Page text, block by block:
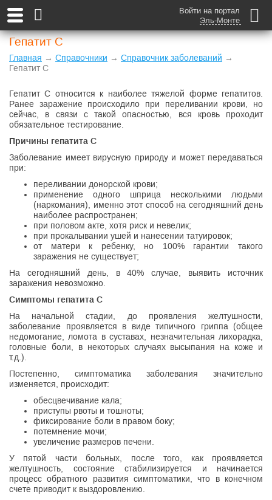
Войти на портал
Эль-Монте
Гепатит С
Главная → Справочники → Справочник заболеваний →
Гепатит С
Гепатит С относится к наиболее тяжелой форме гепатитов.
Ранее заражение происходило при переливании крови, но
сейчас, в связи с такой опасностью, вся кровь проходит
обязательное тестирование.
Причины гепатита С
Заболевание имеет вирусную природу и может передаваться
при:
переливании донорской крови;
применение одного шприца несколькими людьми
(наркомания), именно этот способ на сегодняшний день
наиболее распространен;
при половом акте, хотя риск и невелик;
при прокалывании ушей и нанесении татуировок;
от матери к ребенку, но 100% гарантии такого
заражения не существует;
На сегодняшний день, в 40% случае, выявить источник
заражения невозможно.
Симптомы гепатита С
На начальной стадии, до проявления желтушности,
заболевание проявляется в виде типичного гриппа (общее
недомогание, ломота в суставах, незначительная лихорадка,
головные боли, в некоторых случаях высыпания на коже и
т.д.).
Постепенно, симптоматика заболевания значительно
изменяется, происходит:
обесцвечивание кала;
приступы рвоты и тошноты;
фиксирование боли в правом боку;
потемнение мочи;
увеличение размеров печени.
У пятой части больных, после того, как проявляется
желтушность, состояние стабилизируется и начинается
процесс обратного развития симптоматики, что в конечном
счете приводит к выздоровлению.